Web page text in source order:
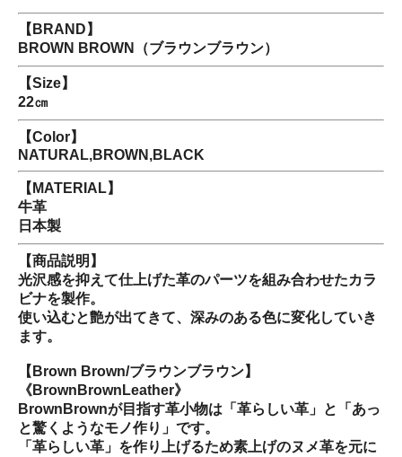
【BRAND】
BROWN BROWN（ブラウンブラウン）
【Size】
22㎝
【Color】
NATURAL,BROWN,BLACK
【MATERIAL】
牛革
日本製
【商品説明】
光沢感を抑えて仕上げた革のパーツを組み合わせたカラ
ビナを製作。
使い込むと艶が出てきて、深みのある色に変化していき
ます。
【Brown Brown/ブラウンブラウン】
《BrownBrownLeather》
BrownBrownが目指す革小物は「革らしい革」と「あっ
と驚くようなモノ作り」です。
「革らしい革」を作り上げるため素上げのヌメ革を元に